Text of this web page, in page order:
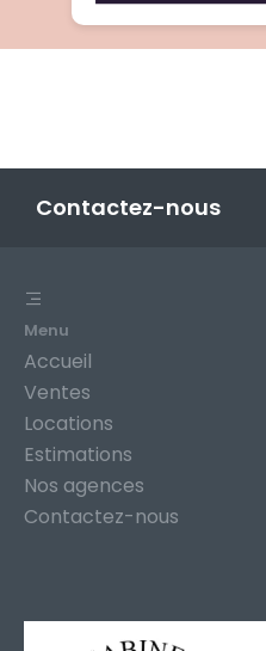
Contactez-nous
Menu
Accueil
Ventes
Locations
Estimations
Nos agences
Contactez-nous